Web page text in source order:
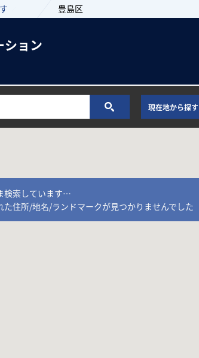
豊島区
ション
現在地から探す
検索しています…
た住所/地名/ランドマークが見つかりませんでした